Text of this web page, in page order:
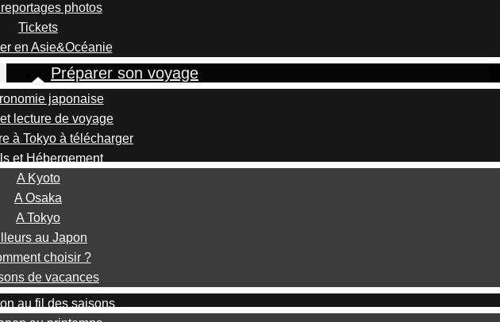
photos
Tickets
en Asie&Océanie
Préparer son voyage
japonaise
lecture de voyage
à Tokyo à télécharger
et Hébergement
A Kyoto
A Osaka
A Tokyo
au Japon
choisir ?
de vacances
au fil des saisons